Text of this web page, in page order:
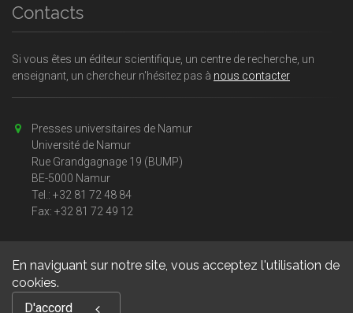
En naviguant sur notre site, vous acceptez l'utilisation de
cookies.
D'accord
Contacts
Si vous êtes un éditeur scientifique, un centre de recherche, un
enseignant, un chercheur n'hésitez pas à nous contacter
Presses universitaires de Namur
Université de Namur
Rue Grandgagnage 19 (BUMP)
BE-5000 Namur
Tel.: +32 81 72 48 84
Fax: +32 81 72 49 12